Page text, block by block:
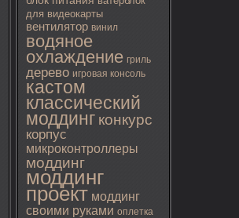
для видеокарты
вентилятор винил
водяное
охлаждение гриль
дерево игровая консоль
кастом
классический
моддинг конкурс
корпус
микроконтроллеры
моддинг
моддинг
проект моддинг
своими руками оплетка